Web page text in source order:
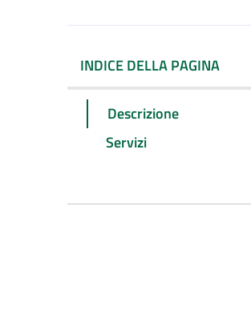
INDICE DELLA PAGINA
Descrizione
Servizi